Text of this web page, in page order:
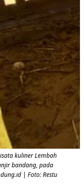
kuliner Lembah
bandang, pada
| Foto: Restu